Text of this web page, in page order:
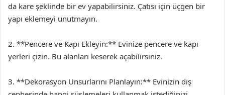
da kare şeklinde bir ev yapabilirsiniz. Çatısı için üçgen bir
yapı eklemeyi unutmayın.
2. **Pencere ve Kapı Ekleyin:** Evinize pencere ve kapı
yerleri çizin. Bu alanları keserek açabilirsiniz.
3. **Dekorasyon Unsurlarını Planlayın:** Evinizin dış